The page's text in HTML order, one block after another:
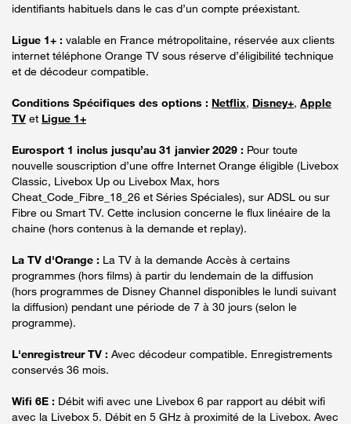
identifiants habituels dans le cas d’un compte préexistant.
Ligue 1+ : valable en France métropolitaine, réservée aux clients
internet téléphone Orange TV sous réserve d’éligibilité technique
et de décodeur compatible.
Conditions Spécifiques des options : Netflix, Disney+, Apple
TV et Ligue 1+
Eurosport 1 inclus jusqu’au 31 janvier 2029 : Pour toute
nouvelle souscription d’une offre Internet Orange éligible (Livebox
Classic, Livebox Up ou Livebox Max, hors
Cheat_Code_Fibre_18_26 et Séries Spéciales), sur ADSL ou sur
Fibre ou Smart TV. Cette inclusion concerne le flux linéaire de la
chaine (hors contenus à la demande et replay).
La TV d'Orange : La TV à la demande Accès à certains
programmes (hors films) à partir du lendemain de la diffusion
(hors programmes de Disney Channel disponibles le lundi suivant
la diffusion) pendant une période de 7 à 30 jours (selon le
programme).
L'enregistreur TV : Avec décodeur compatible. Enregistrements
conservés 36 mois.
Wifi 6E : Débit wifi avec une Livebox 6 par rapport au débit wifi
avec la Livebox 5. Débit en 5 GHz à proximité de la Livebox. Avec